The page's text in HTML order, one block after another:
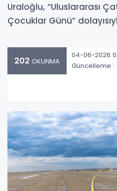
Uraloğlu, “Uluslararası
Çocuklar Günü”
202 OKUNMA
04-06-2026
Güncelleme